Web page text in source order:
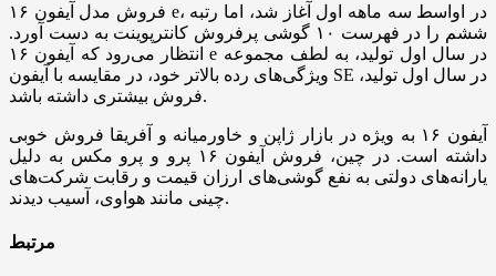
فروش مدل آیفون ۱۶ e، در اواسط سه ماهه اول آغاز شد، اما رتبه
ششم را در فهرست ۱۰ گوشی پرفروش کانترپوینت به دست آورد.
انتظار می‌رود که آیفون ۱۶ e در سال اول تولید، به لطف مجموعه
ویژگی‌های رده بالاتر خود، در مقایسه با آیفون SE در سال اول تولید،
فروش بیشتری داشته باشد.
آیفون ۱۶ به ویژه در بازار ژاپن و خاورمیانه و آفریقا فروش خوبی
داشته است. در چین، فروش آیفون ۱۶ پرو و پرو مکس به دلیل
یارانه‌های دولتی به نفع گوشی‌های ارزان قیمت و رقابت شرکت‌های
چینی مانند هواوی، آسیب دیدند.
مرتبط